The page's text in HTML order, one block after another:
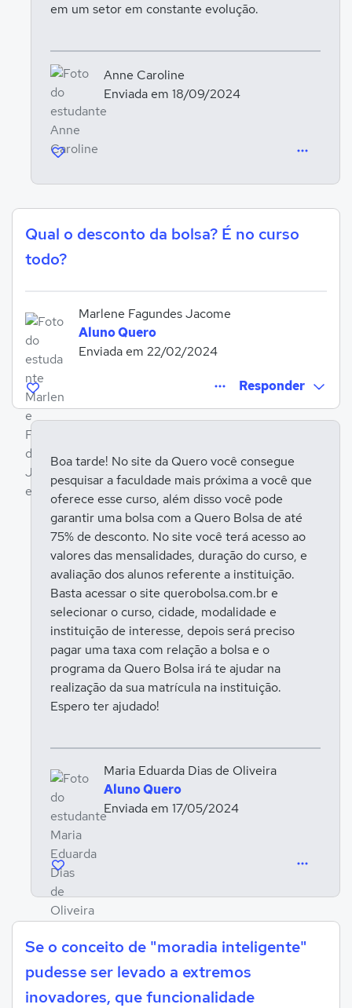
em um setor em constante evolução.
Anne Caroline
Enviada em 18/09/2024
Qual o desconto da bolsa? É no curso
todo?
Marlene Fagundes Jacome
Aluno Quero
Enviada em 22/02/2024
Responder
Entrar para responder
Boa tarde! No site da Quero você consegue
pesquisar a faculdade mais próxima a você que
oferece esse curso, além disso você pode
garantir uma bolsa com a Quero Bolsa de até
75% de desconto. No site você terá acesso ao
valores das mensalidades, duração do curso, e
avaliação dos alunos referente a instituição.
Basta acessar o site querobolsa.com.br e
selecionar o curso, cidade, modalidade e
instituição de interesse, depois será preciso
pagar uma taxa com relação a bolsa e o
programa da Quero Bolsa irá te ajudar na
realização da sua matrícula na instituição.
Espero ter ajudado!
Maria Eduarda Dias de Oliveira
Aluno Quero
Enviada em 17/05/2024
Se o conceito de "moradia inteligente"
pudesse ser levado a extremos
inovadores, que funcionalidade